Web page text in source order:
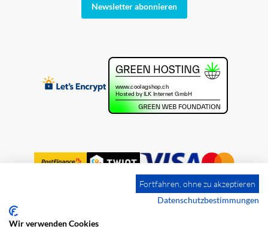
Newsletter abonnieren
Impressum
Fortfahren, ohne zu akzeptieren
Datenschutzbestimmungen
Wir verwenden Cookies